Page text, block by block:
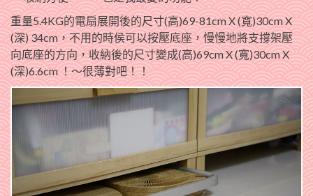
重量5.4KG的電扇展開後的尺寸(高)69-81cm X (寬)30cm X
(深) 34cm，不用的時侯可以按壓底座，慢慢地將支撐架壓
向底座的方向，收納後的尺寸變成(高)69cm X (寬)30cm X
(深)6.6cm ！～很薄對吧！！